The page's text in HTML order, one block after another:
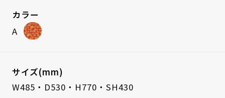
カラー
A
サイズ(mm)
W485・D530・H770・SH430